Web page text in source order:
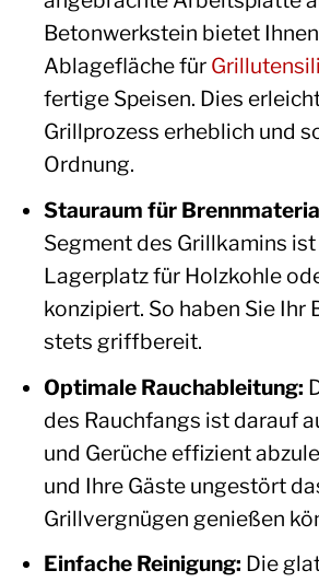
Betonwerkstein bietet
Ablagefläche für
fertige Speisen. Dies
Grillprozess erheblich und
Ordnung.
Stauraum für
Segment des Grillkamins
Lagerplatz für Holzkohle
konzipiert. So haben Sie Ihr
stets griffbereit.
Optimale Rauchableitung:
des Rauchfangs ist darauf
und Gerüche effizient
und Ihre Gäste ungestört
Grillvergnügen genießen
Einfache Reinigung: Die